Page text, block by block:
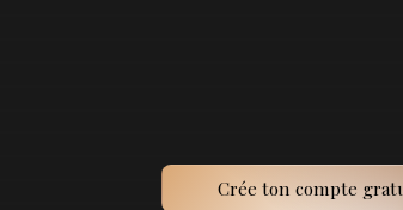
Crée ton compte